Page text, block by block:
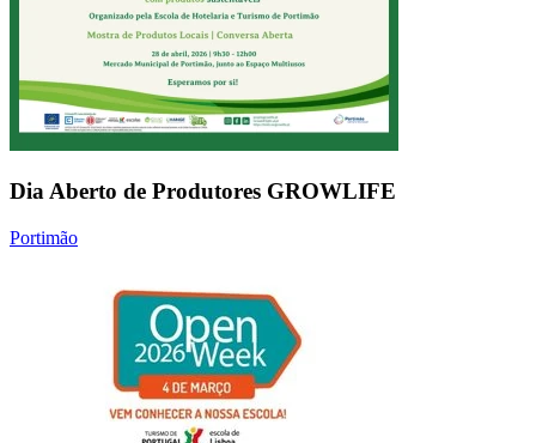
Dia Aberto de Produtores GROWLIFE
Portimão